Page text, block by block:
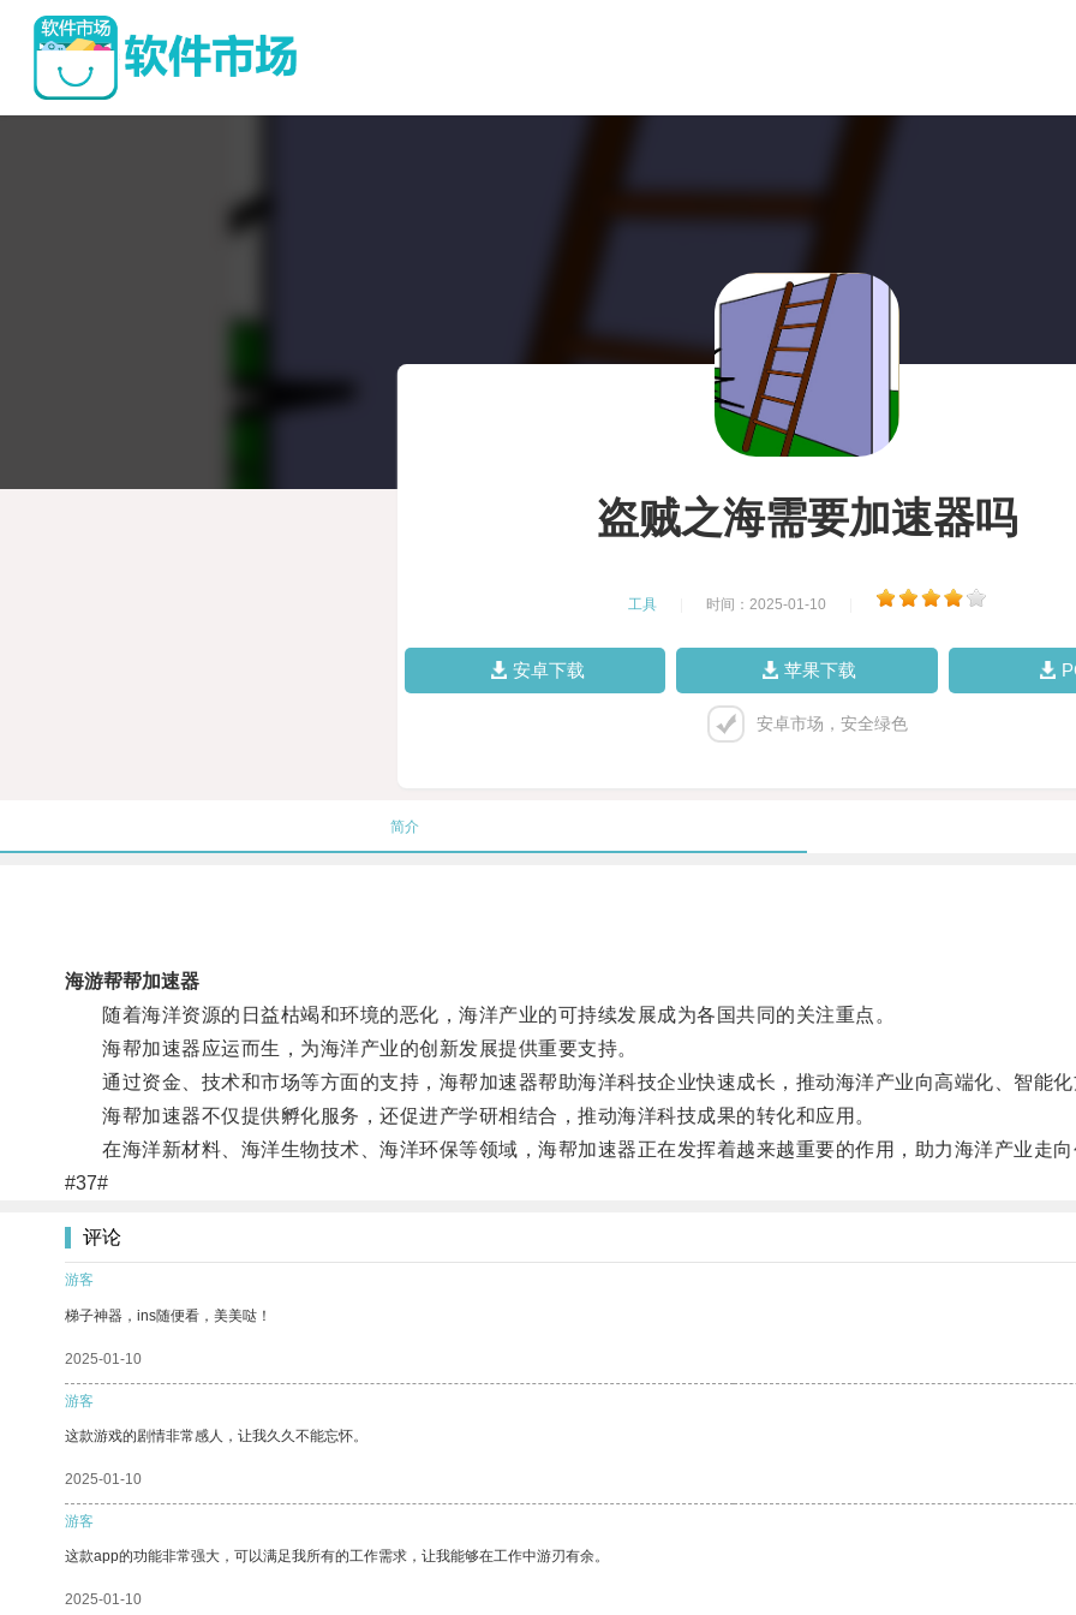
盗贼之海需要加速器吗
工具 时间：2025-01-10
安卓下载 苹果下载
安卓市场，安全绿色
简介
海游帮帮加速器
随着海洋资源的日益枯竭和环境的恶化，海洋产业的可持续发展成为各国共同的关注重点。
海帮加速器应运而生，为海洋产业的创新发展提供重要支持。
通过资金、技术和市场等方面的支持，海帮加速器帮助海洋科技企业快速成长，推动海洋产业向高端化、智能化
海帮加速器不仅提供孵化服务，还促进产学研相结合，推动海洋科技成果的转化和应用。
在海洋新材料、海洋生物技术、海洋环保等领域，海帮加速器正在发挥着越来越重要的作用，助力海洋产业走向
#37#
评论
游客
梯子神器，ins随便看，美美哒！
2025-01-10
游客
这款游戏的剧情非常感人，让我久久不能忘怀。
2025-01-10
游客
这款app的功能非常强大，可以满足我所有的工作需求，让我能够在工作中游刃有余。
2025-01-10